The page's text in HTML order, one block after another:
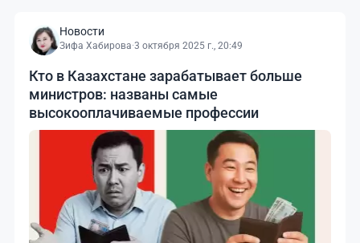
Новости
Зифа Хабирова·3 октября 2025 г., 20:49
Кто в Казахстане зарабатывает больше
министров: названы самые
высокооплачиваемые профессии